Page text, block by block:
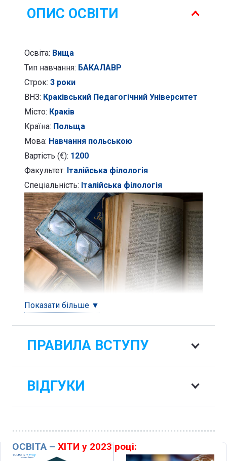
ОПИС ОСВІТИ
Освіта: Вища
Тип навчання: БАКАЛАВР
Строк: 3 роки
ВНЗ: Краківський Педагогічний Університет
Місто: Краків
Країна: Польща
Мова: Навчання польською
Вартість (€): 1200
Факультет: Італійська філологія
Спеціальність: Італійська філологія
Показати більше ▼
ПРАВИЛА ВСТУПУ
ВІДГУКИ
ОСВІТА – ХІТИ у 2023 році: